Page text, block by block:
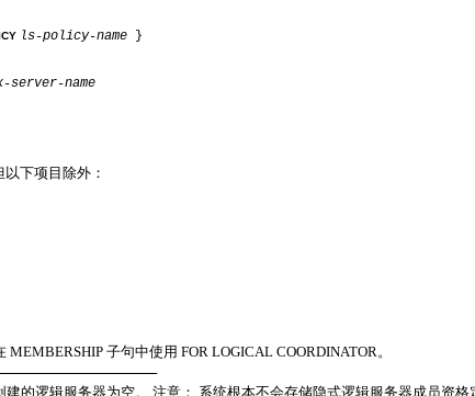
ls-policy-name }
server-name
下项目除外：
MEMBERSHIP 子句中使用 FOR LOGICAL COORDINATOR。
的逻辑服务器为空。 注意： 系统根本不会存储隐式逻辑服务器成员资格